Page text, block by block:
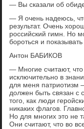
— Вы сказали об
— Я очень надеюсь,
результат. Очень
российский гимн. Но
бороться и показывать
Антон БАБИКОВ
— Многие считают,
исключительно в
для меня патриотизм
должен быть связан с
того, как люди
никаких флагов.
Но для многих это не
Они считают, что во